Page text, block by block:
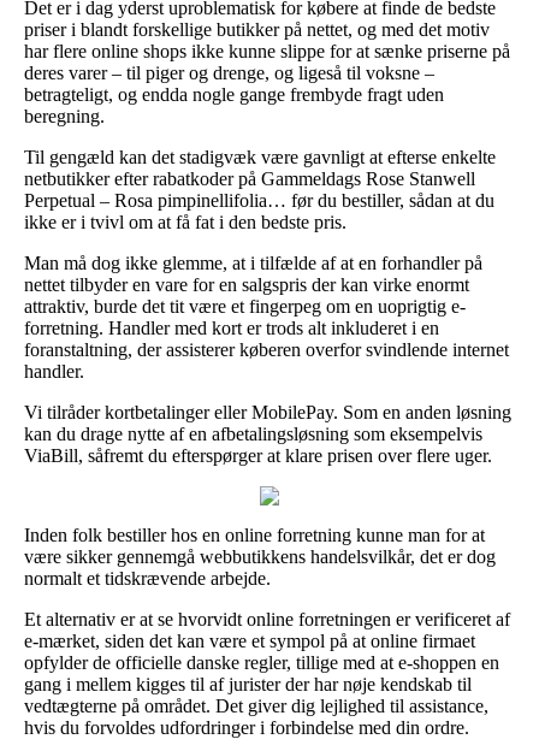
Det er i dag yderst uproblematisk for købere at finde de bedste
priser i blandt forskellige butikker på nettet, og med det motiv
har flere online shops ikke kunne slippe for at sænke priserne på
deres varer – til piger og drenge, og ligeså til voksne –
betragteligt, og endda nogle gange frembyde fragt uden
beregning.
Til gengæld kan det stadigvæk være gavnligt at efterse enkelte
netbutikker efter rabatkoder på Gammeldags Rose Stanwell
Perpetual – Rosa pimpinellifolia… før du bestiller, sådan at du
ikke er i tvivl om at få fat i den bedste pris.
Man må dog ikke glemme, at i tilfælde af at en forhandler på
nettet tilbyder en vare for en salgspris der kan virke enormt
attraktiv, burde det tit være et fingerpeg om en uoprigtig e-
forretning. Handler med kort er trods alt inkluderet i en
foranstaltning, der assisterer køberen overfor svindlende internet
handler.
Vi tilråder kortbetalinger eller MobilePay. Som en anden løsning
kan du drage nytte af en afbetalingsløsning som eksempelvis
ViaBill, såfremt du efterspørger at klare prisen over flere uger.
Inden folk bestiller hos en online forretning kunne man for at
være sikker gennemgå webbutikkens handelsvilkår, det er dog
normalt et tidskrævende arbejde.
Et alternativ er at se hvorvidt online forretningen er verificeret af
e-mærket, siden det kan være et sympol på at online firmaet
opfylder de officielle danske regler, tillige med at e-shoppen en
gang i mellem kigges til af jurister der har nøje kendskab til
vedtægterne på området. Det giver dig lejlighed til assistance,
hvis du forvoldes udfordringer i forbindelse med din ordre.